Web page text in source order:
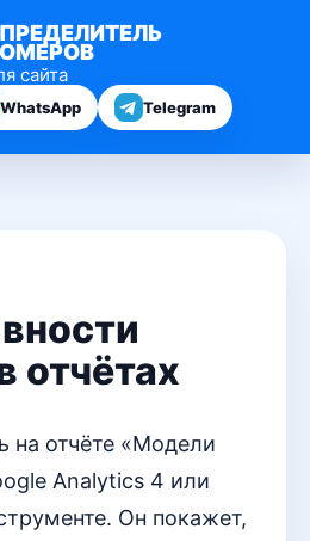
сайта
WhatsApp Telegram
отчётах
на отчёте «Модели
Analytics 4 или
Он покажет,